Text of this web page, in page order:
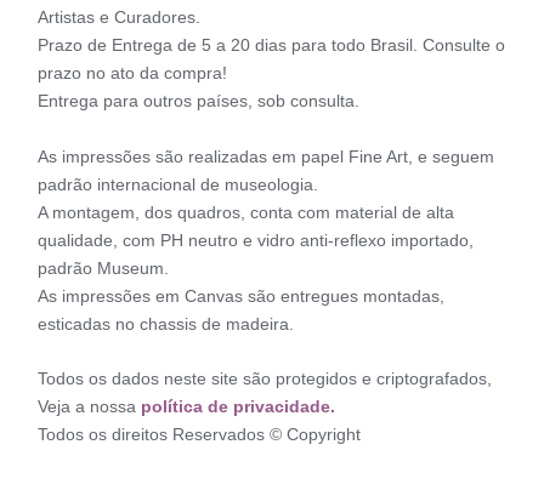
Artistas e Curadores.
Prazo de Entrega de 5 a 20 dias para todo Brasil. Consulte o
prazo no ato da compra!
Entrega para outros países, sob consulta.
As impressões são realizadas em papel Fine Art, e seguem
padrão internacional de museologia.
A montagem, dos quadros, conta com material de alta
qualidade, com PH neutro e vidro anti-reflexo importado,
padrão Museum.
As impressões em Canvas são entregues montadas,
esticadas no chassis de madeira.
Todos os dados neste site são protegidos e criptografados,
Veja a nossa política de privacidade.
Todos os direitos Reservados © Copyright